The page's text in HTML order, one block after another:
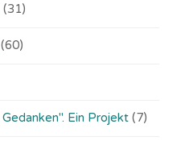
(31)
(60)
Ein Projekt (7)